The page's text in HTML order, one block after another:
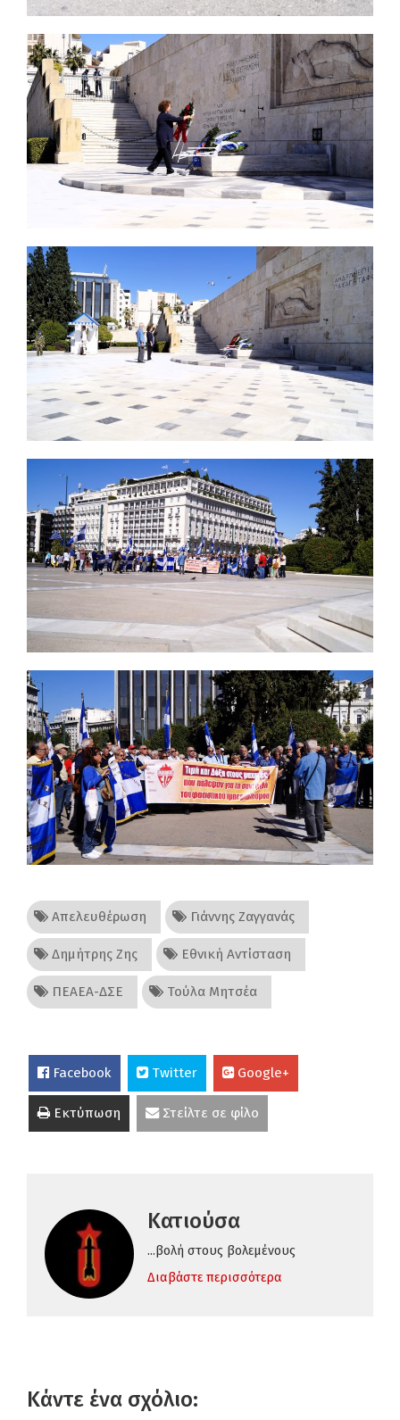
Απελευθέρωση Γιάννης Ζαγγανάς
Δημήτρης Ζης Εθνική Αντίσταση
ΠΕΑΕΑ-ΔΣΕ Τούλα Μητσέα
Facebook Twitter Google+
Εκτύπωση Στείλτε σε φίλο
Κατιούσα
...βολή στους βολεμένους
Διαβάστε περισσότερα
Κάντε ένα σχόλιο: